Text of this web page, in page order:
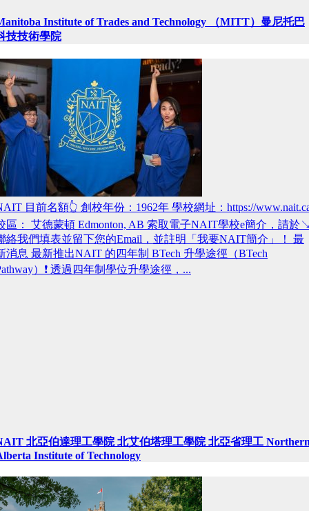
Institute of Trades and Technology （MITT）曼尼托巴
技技術學院
目前名額👆 創校年份：1962年 學校網址：https://
區： 艾德蒙頓 Edmonton, AB 索取電子NAIT學校e簡介，請於
絡我們填表並留下您的Email，並註明「我要NAIT簡介」！ 最
消息 最新推出NAIT 的四年制 BTech 升學途徑（BTech
）❗️ 透過四年制學位升學途徑，...
北亞伯達理工學院 北艾伯塔理工學院 北亞省理工
Institute of Technology